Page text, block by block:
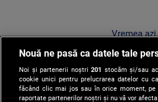
Vremea
caniculă și
Nouă ne pasă ca datele tale
Noi și partenerii noștri201 stocăm și/sau
cookie unici pentru prelucrarea datelor cu
făcând clic mai jos sau în orice moment,
raportate partenerilor noștri și nu vă vor afecta